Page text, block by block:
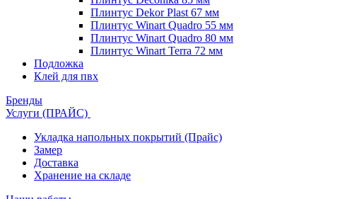
Плинтус Dekor Plast 67 мм
Плинтус Winart Quadro 55 мм
Плинтус Winart Quadro 80 мм
Плинтус Winart Terra 72 мм
Подложка
Клей для пвх
Бренды
Услуги (ПРАЙС)
Укладка напольных покрытий (Прайс)
Замер
Доставка
Хранение на складе